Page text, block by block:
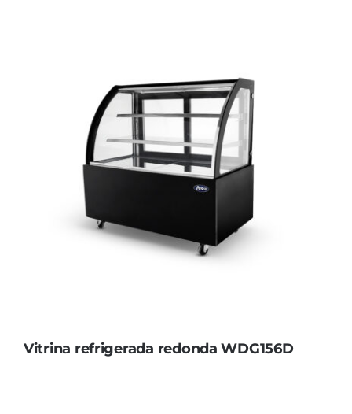
Vitrina refrigerada redonda WDG156D